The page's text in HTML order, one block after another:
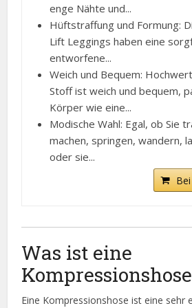
enge Nähte und...
Hüftstraffung und Formung:
Lift Leggings haben eine
entworfene...
Weich und Bequem:
Stoff ist weich und bequem,
Körper wie eine...
Modische Wahl: Egal, ob Sie
machen, springen, wandern,
oder sie...
Was ist eine
Eine Kompressionshose ist eine sehr